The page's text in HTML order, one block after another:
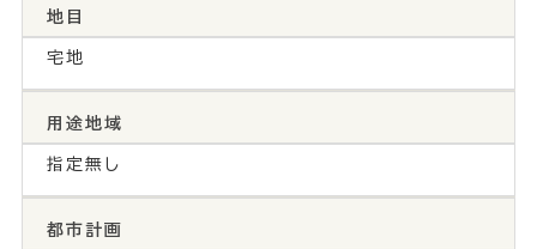
地目
宅地
用途地域
指定無し
都市計画